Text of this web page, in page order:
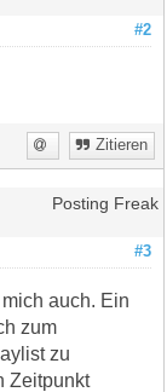
#2
Zitieren
Posting Freak
#3
auch. Ein
zum
zu
Zeitpunkt